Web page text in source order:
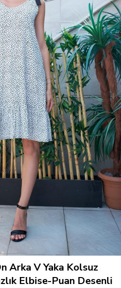
Arka V Yaka Kolsuz
Elbise-Puan Desenli